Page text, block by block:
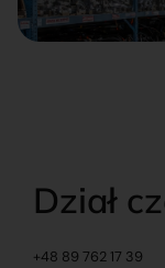
Dział
+48 89 762 17 39